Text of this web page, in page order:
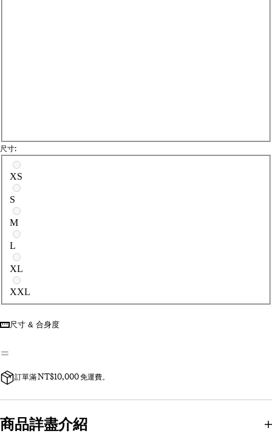
尺寸:
請選擇尺寸
XS
S
M
L
XL
XXL
尺寸 & 合身度
訂單滿 NT$10,000 免運費。
商品詳盡介紹